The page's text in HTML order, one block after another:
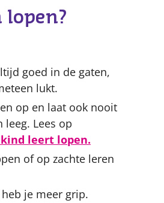
lopen?
goed in de gaten,
lukt.
op en laat ook nooit
Lees op
leert lopen.
of op zachte leren
je meer grip.